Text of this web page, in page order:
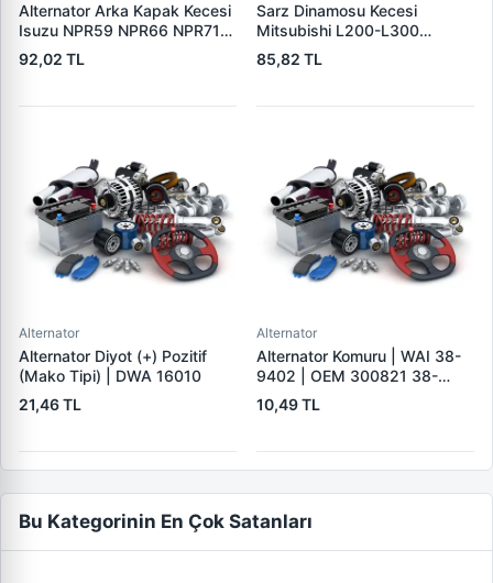
Alternator Arka Kapak Kecesi
Isuzu NPR59 NPR66 NPR71
Nqr Nkr KS22 MD27 Turkuaz
15×32×7.5 | 3E 5888310 |
92,02 TL
Sarz Dinamosu Kecesi
Mitsubishi L200-L300
Alternator Kecesi | 3E
5815305 | OEM 15305
85,82 TL
Alternator
Alternator Diyot (+) Pozitif
(Mako Tipi) | DWA 16010
21,46 TL
Alternator
Alternator Komuru | WAI 38-
9402 | OEM 300821 38-
9402
10,49 TL
Bu Kategorinin En Çok Satanları